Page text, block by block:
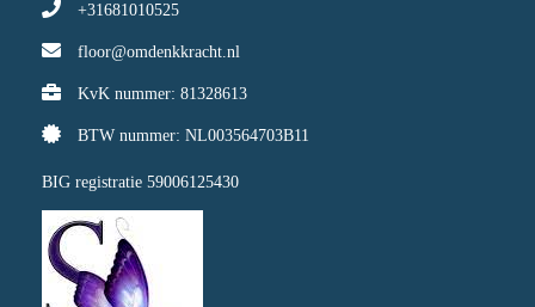
+31681010525
floor@omdenkkracht.nl
KvK nummer: 81328613
BTW nummer: NL003564703B11
BIG registratie 59006125430